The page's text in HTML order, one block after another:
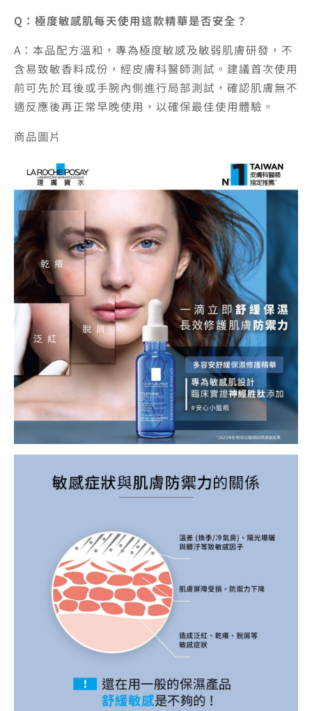
Q：極度敏感肌每天使用這款精華是否安全？
A：本品配方溫和，專為極度敏感及敏弱肌膚研發，不
含易致敏香料成份，經皮膚科醫師測試。建議首次使用
前可先於耳後或手腕內側進行局部測試，確認肌膚無不
適反應後再正常早晚使用，以確保最佳使用體驗。
商品圖片